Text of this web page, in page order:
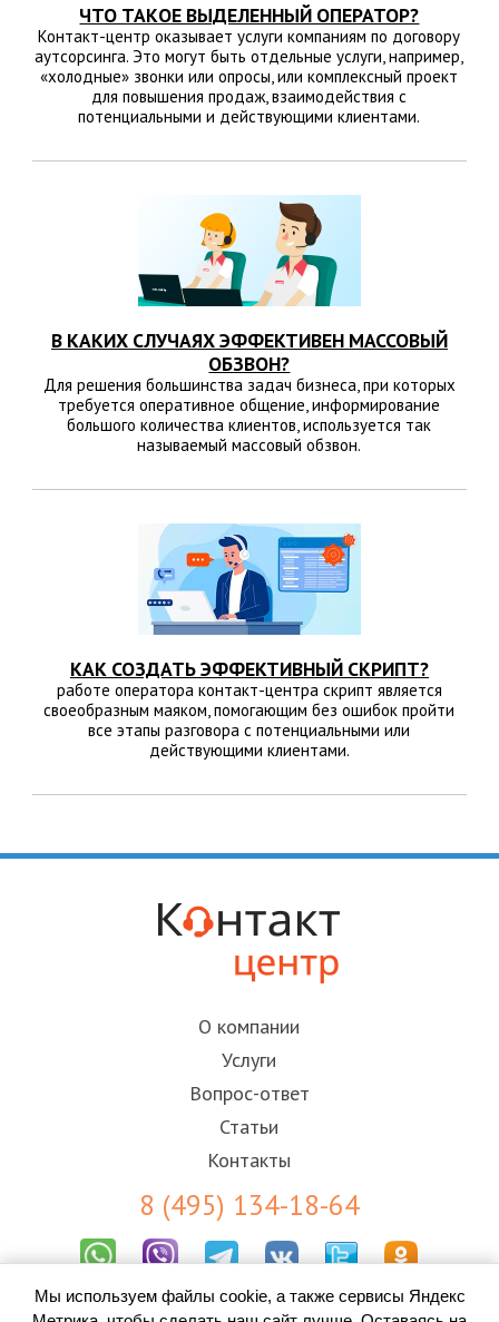
ЧТО ТАКОЕ ВЫДЕЛЕННЫЙ ОПЕРАТОР?
Контакт-центр оказывает услуги компаниям по договору
аутсорсинга. Это могут быть отдельные услуги, например,
«холодные» звонки или опросы, или комплексный проект
для повышения продаж, взаимодействия с
потенциальными и действующими клиентами.
В КАКИХ СЛУЧАЯХ ЭФФЕКТИВЕН МАССОВЫЙ
ОБЗВОН?
Для решения большинства задач бизнеса, при которых
требуется оперативное общение, информирование
большого количества клиентов, используется так
называемый массовый обзвон.
КАК СОЗДАТЬ ЭФФЕКТИВНЫЙ СКРИПТ?
работе оператора контакт-центра скрипт является
своеобразным маяком, помогающим без ошибок пройти
все этапы разговора с потенциальными или
действующими клиентами.
О компании
Услуги
Вопрос-ответ
Статьи
Контакты
8 (495) 134-18-64
Результаты СОУТ
Мы используем файлы cookie, а также сервисы Яндекс